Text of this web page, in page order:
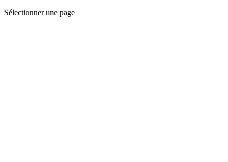
Sélectionner une page